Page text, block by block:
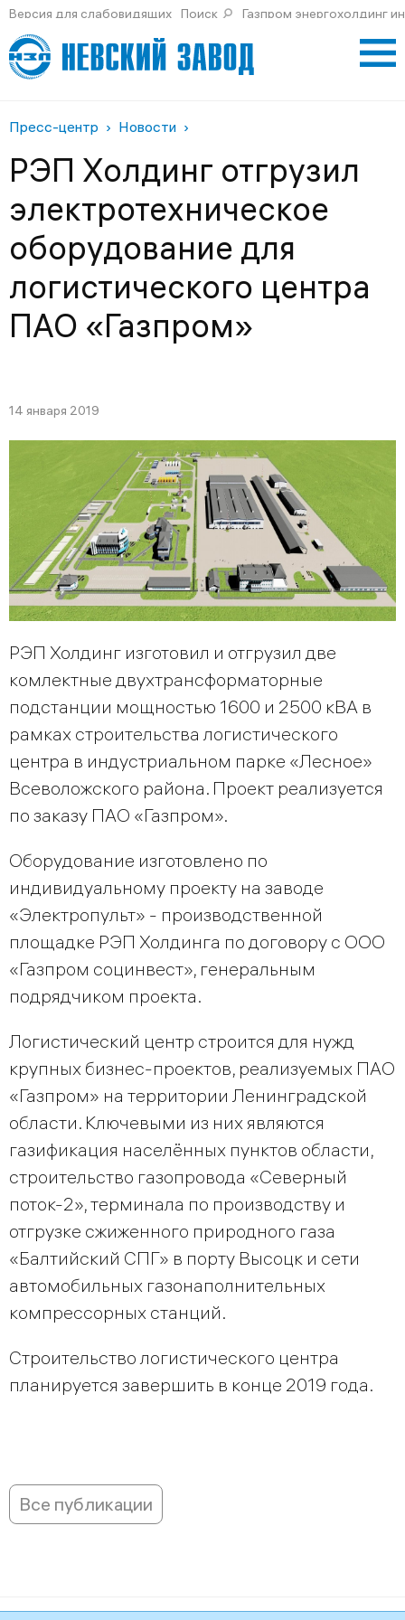
Версия для слабовидящих Поиск Газпром энергохолдинг
Пресс-центр Новости
РЭП Холдинг отгрузил
электротехническое
оборудование для
логистического центра
ПАО «Газпром»
14 января 2019
РЭП Холдинг изготовил и отгрузил две
комлектные двухтрансформаторные
подстанции мощностью 1600 и 2500 кВА в
рамках строительства логистического
центра в индустриальном парке «Лесное»
Всеволожского района. Проект реализуется
по заказу ПАО «Газпром».
Оборудование изготовлено по
индивидуальному проекту на заводе
«Электропульт» - производственной
площадке РЭП Холдинга по договору с ООО
«Газпром социнвест», генеральным
подрядчиком проекта.
Логистический центр строится для нужд
крупных бизнес-проектов, реализуемых ПАО
«Газпром» на территории Ленинградской
области. Ключевыми из них являются
газификация населённых пунктов области,
строительство газопровода «Северный
поток-2», терминала по производству и
отгрузке сжиженного природного газа
«Балтийский СПГ» в порту Высоцк и сети
автомобильных газонаполнительных
компрессорных станций.
Строительство логистического центра
планируется завершить в конце 2019 года.
Все публикации